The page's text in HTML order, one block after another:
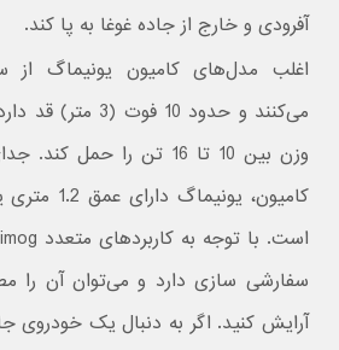
آفرودی و خارج از جاده غوغا به پا کند.
اغلب مدل‌های کامیون یونیماگ از
می‌کنند و حدود 10
وزن بین 10 تا 16 تن را
سفارشی سازی دارد و می‌توان آن را
آرایش کنید. اگر به دنبال یک